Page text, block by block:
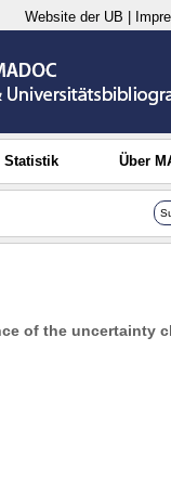
Website der UB
Statistik Über
of the uncertainty